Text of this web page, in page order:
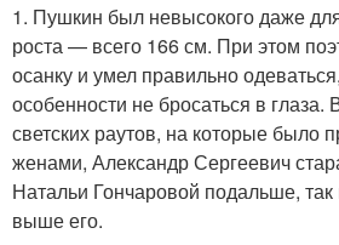
1. Пушкин был невысокого даже
роста — всего 166 см. При этом
осанку и умел правильно
особенности не бросаться в
светских раутов, на которые было
женами, Александр Сергеевич
Натальи Гончаровой подальше, так
выше его.